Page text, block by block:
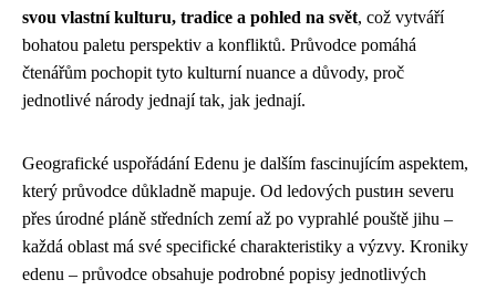
svou vlastní kulturu, tradice a pohled na svět, což vytváří
bohatou paletu perspektiv a konfliktů. Průvodce pomáhá
čtenářům pochopit tyto kulturní nuance a důvody, proč
jednotlivé národy jednají tak, jak jednají.
Geografické uspořádání Edenu je dalším fascinujícím aspektem,
který průvodce důkladně mapuje. Od ledových pustин severu
přes úrodné pláně středních zemí až po vyprahlé pouště jihu –
každá oblast má své specifické charakteristiky a výzvy. Kroniky
edenu – průvodce obsahuje podrobné popisy jednotlivých